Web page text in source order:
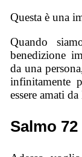
Questa è una
Quando
benedizione
da una
infinitamente
essere amati
Salmo 72